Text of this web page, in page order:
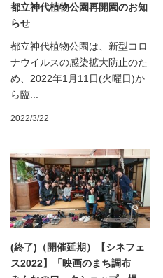
都立神代植物公園再開園のお知
らせ
都立神代植物公園は、新型コロ
ナウイルスの感染拡大防止のた
め、2022年1月11日(火曜日)か
ら臨...
2022/3/22
(終了)（開催延期）【シネフェ
ス2022】「映画のまち調布